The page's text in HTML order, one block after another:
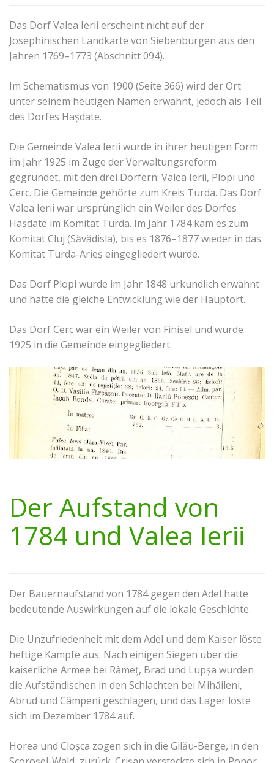
Das Dorf Valea Ierii erscheint nicht auf der
Josephinischen Landkarte von Siebenbürgen aus den
Jahren 1769–1773 (Abschnitt 094).
Im Schematismus von 1900 (Seite 366) wird der Ort
unter seinem heutigen Namen erwähnt, jedoch als Teil
des Dorfes Hașdate.
Die Gemeinde Valea Ierii wurde in ihrer heutigen Form
im Jahr 1925 im Zuge der Verwaltungsreform
gegründet, mit den drei Dörfern: Valea Ierii, Plopi und
Cerc. Die Gemeinde gehörte zum Kreis Turda. Das Dorf
Valea Ierii war ursprünglich ein Weiler des Dorfes
Hașdate im Komitat Turda. Im Jahr 1784 kam es zum
Komitat Cluj (Săvădisla), bis es 1876–1877 wieder in das
Komitat Turda-Arieș eingegliedert wurde.
Das Dorf Plopi wurde im Jahr 1848 urkundlich erwähnt
und hatte die gleiche Entwicklung wie der Hauptort.
Das Dorf Cerc war ein Weiler von Finisel und wurde
1925 in die Gemeinde eingegliedert.
Der Aufstand von
1784 und Valea Ierii
Der Bauernaufstand von 1784 gegen den Adel hatte
bedeutende Auswirkungen auf die lokale Geschichte.
Die Unzufriedenheit mit dem Adel und dem Kaiser löste
heftige Kämpfe aus. Nach einigen Siegen über die
kaiserliche Armee bei Râmeț, Brad und Lupșa wurden
die Aufständischen in den Schlachten bei Mihăileni,
Abrud und Câmpeni geschlagen, und das Lager löste
sich im Dezember 1784 auf.
Horea und Cloșca zogen sich in die Gilău-Berge, in den